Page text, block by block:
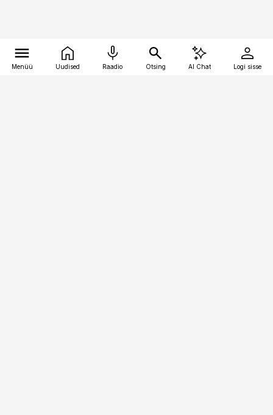
Menüü Uudised Raadio Otsing AI Chat Logi sisse